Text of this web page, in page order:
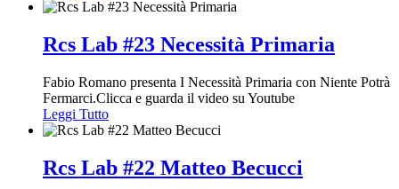
Rcs Lab #23 Necessità Primaria
Fabio Romano presenta I Necessità Primaria con Niente Potrà
Fermarci.Clicca e guarda il video su Youtube
Leggi Tutto
Rcs Lab #22 Matteo Becucci